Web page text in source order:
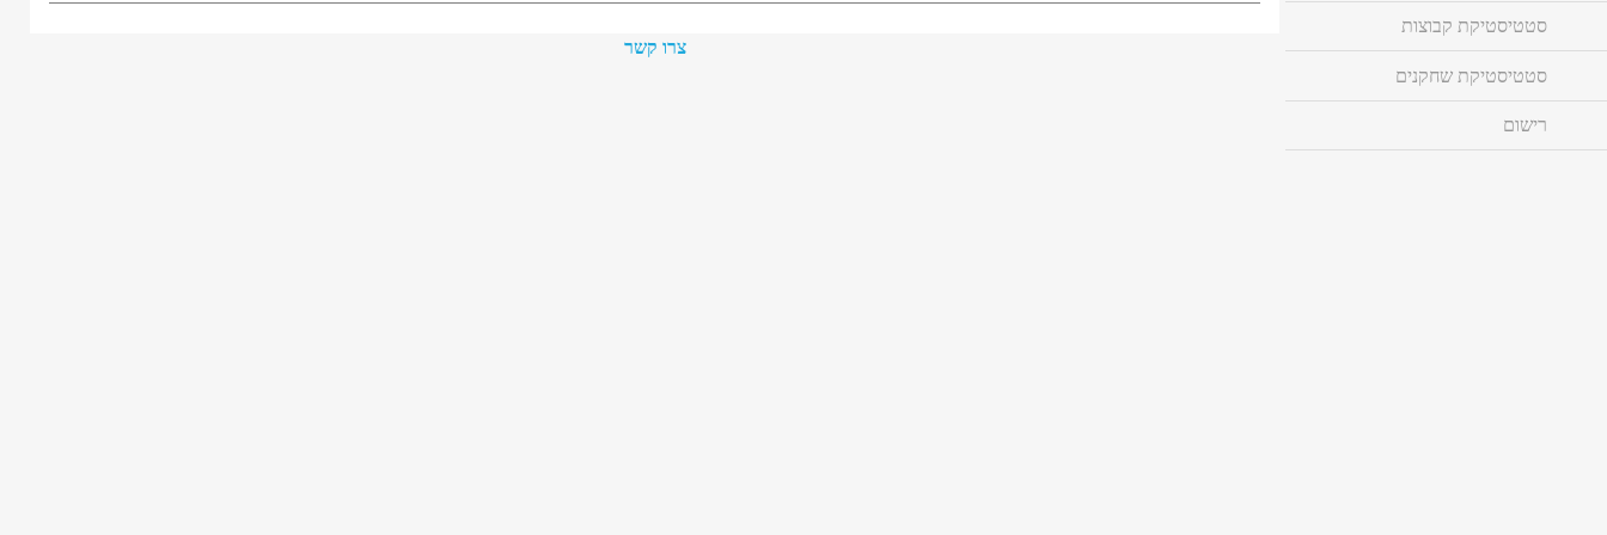
צרו קשר
סטטיסטיקת קבוצות
סטטיסטיקת שחקנים
רישום